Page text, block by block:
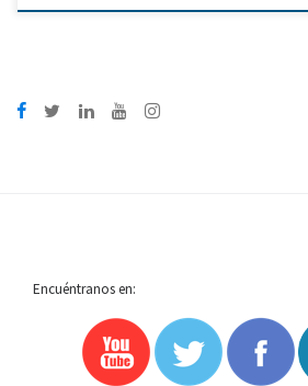
Encuéntranos en: